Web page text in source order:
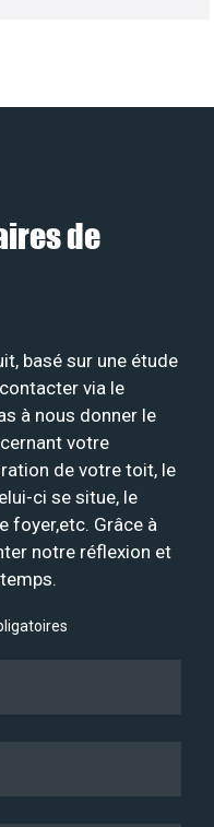
de
basé sur une étude
via le
à nous donner le
votre
de votre toit, le
ci se situe, le
foyer,etc. Grâce à
notre réflexion et